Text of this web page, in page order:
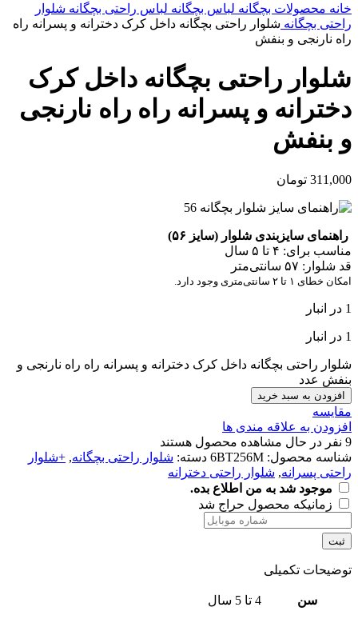
خانه محصولات بچگانه لباس بچگانه لباس راحتی بچگانه شلوار
راحتی بچگانه شلوار راحتی بچگانه داخل کرک دخترانه و پسرانه راه
راه نارنجی و بنفش
شلوار راحتی بچگانه داخل کرک
دخترانه و پسرانه راه راه نارنجی
و بنفش
311,000 تومان
راهنمای سایزبندی شلوار (سایز ۵۶)
مناسب برای: ۴ تا ۵ سال
قد شلوار: ۵۷ سانتی‌متر
امکان خطای ۱ تا ۲ سانتی‌متری وجود دارد.
1 در انبار
1 در انبار
شلوار راحتی بچگانه داخل کرک دخترانه و پسرانه راه راه نارنجی و
بنفش عدد
افزودن به سبد خرید
مقایسه
افزودن به علاقه مندی ها
9 نفر در حال مشاهده محصول هستند
شناسه محصول: 6BT256M دسته: شلوار راحتی بچگانه, +شلوار
راحتی پسرانه, شلوار راحتی دخترانه
موجود شد به من اطلاع بده.
زمانیکه محصول حراج شد
ثبت
توضیحات تکمیلی
سن 4 تا 5 سال